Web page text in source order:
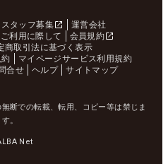
スタッフ募集
運営会社
ご利用に際して
会員規約
商取引法に基づく表示
マイページサービス利用規約
合せ ヘルプ サイトマップ
断での転載、転用、コピー等は禁じま
す。
Net